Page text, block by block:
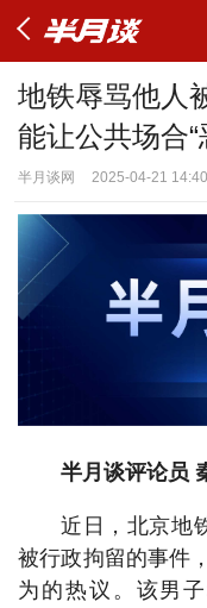
地铁辱骂他人
能让公共场合“
半月谈网 2025-04-21
半月谈评论员
近日，北京地
被行政拘留的事件
为的热议。该男